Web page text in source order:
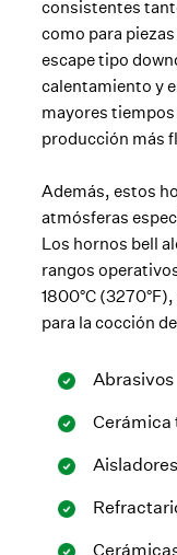
consistentes
como para
escape tipo
calentamiento y
mayores
producción más
Además, estos
atmósferas
Los hornos bell
rangos
1800°C
para la cocción
Abrasivos
Cerámica